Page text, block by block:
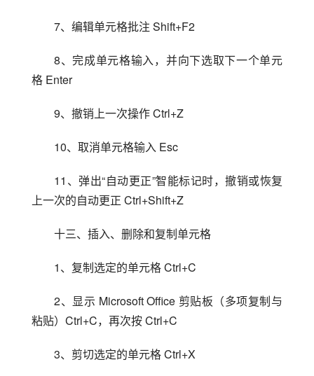
7、编辑单元格批注 Shift+F2
8、完成单元格输入，并向下选取下一个单元
格 Enter
9、撤销上一次操作 Ctrl+Z
10、取消单元格输入 Esc
11、弹出“自动更正”智能标记时，撤销或恢复
上一次的自动更正 Ctrl+Shift+Z
十三、插入、删除和复制单元格
1、复制选定的单元格 Ctrl+C
2、显示 Microsoft Office 剪贴板（多项复制与
粘贴）Ctrl+C，再次按 Ctrl+C
3、剪切选定的单元格 Ctrl+X